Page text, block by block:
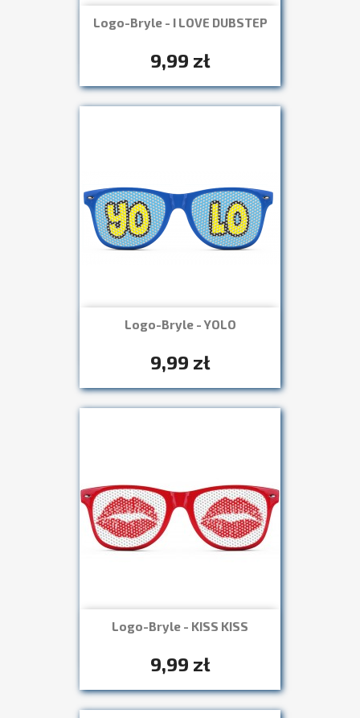
Logo-Bryle - I LOVE DUBSTEP
9,99 zł
Szybki podgląd
Logo-Bryle - YOLO
9,99 zł
Szybki podgląd
Logo-Bryle - KISS KISS
9,99 zł
Szybki podgląd